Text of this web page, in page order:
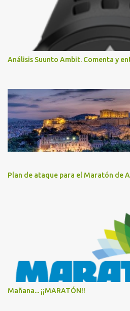
Análisis Suunto Ambit. Comenta y
Plan de ataque para el Maratón de
Mañana... ¡¡MARATÓN!!